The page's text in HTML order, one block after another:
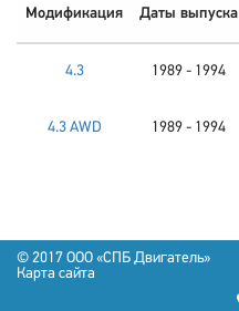
Модификация Даты выпуска
4.3 1989 - 1994
4.3 AWD 1989 - 1994
© 2017 OOO «СПБ Двигатель»
Карта сайта